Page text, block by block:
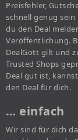
Preisfehler,
schnell genug
du den Deal
Veröffentlichung.
DealGott gilt und
Trusted Shops
Deal gut ist,
den Deal für dich.
… einfach
Wir sind für dich